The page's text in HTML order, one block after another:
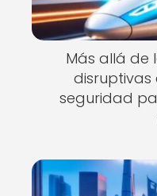
Más allá de
disruptivas
seguridad